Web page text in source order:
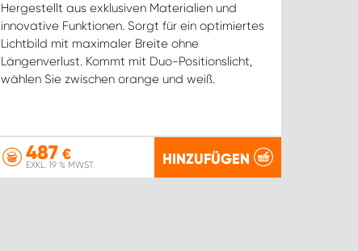
Hergestellt aus exklusiven Materialien und
innovative Funktionen. Sorgt für ein optimiertes
Lichtbild mit maximaler Breite ohne
Längenverlust. Kommt mit Duo-Positionslicht,
wählen Sie zwischen orange und weiß.
487 €
EXKL. 19 % MWST. HINZUFÜGEN